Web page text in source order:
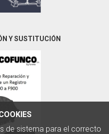
de sistema para el correcto
Y SUSTITUCIÓN